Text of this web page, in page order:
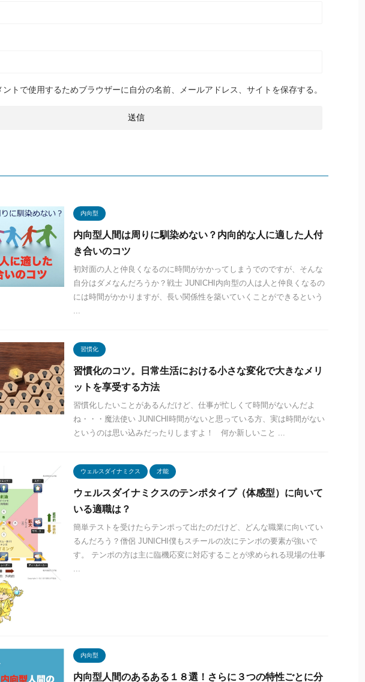
ントで使用するためブラウザーに自分の名前、メールアドレス、サイトを保存する。
内向型
内向型人間は周りに馴染めない？内向的な人に適した人付
き合いのコツ
初対面の人と仲良くなるのに時間がかかってしまうでのですが、そんな
自分はダメなんだろうか？戦士 JUNICHI内向型の人は人と仲良くなるの
には時間がかかりますが、長い関係性を築いていくことができるという
...
習慣化
習慣化のコツ。日常生活における小さな変化で大きなメリ
ットを享受する方法
習慣化したいことがあるんだけど、仕事が忙しくて時間がないんだよ
ね・・・魔法使い JUNICHI時間がないと思っている方、実は時間がない
というのは思い込みだったりしますよ！ 何か新しいこと ...
ウェルスダイナミクス 才能
ウェルスダイナミクスのテンポタイプ（体感型）に向いて
いる適職は？
簡単テストを受けたらテンポって出たのだけど、どんな職業に向いてい
るんだろう？僧侶 JUNICHI僕もスチールの次にテンポの要素が強いで
す。 テンポの方は主に臨機応変に対応することが求められる現場の仕事
...
内向型
内向型人間のあるある１８選！さらに３つの特性ごとに分